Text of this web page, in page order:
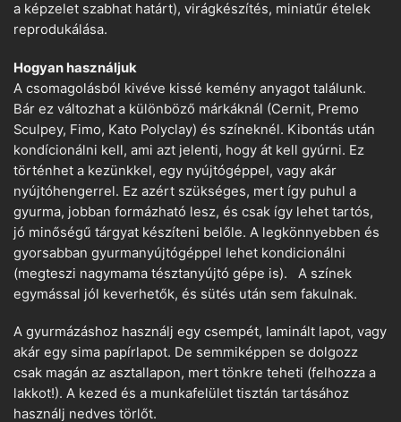
a képzelet szabhat határt), virágkészítés, miniatűr ételek
reprodukálása.
Hogyan használjuk
A csomagolásból kivéve kissé kemény anyagot találunk.
Bár ez változhat a különböző márkáknál (Cernit, Premo
Sculpey, Fimo, Kato Polyclay) és színeknél. Kibontás után
kondícionálni kell, ami azt jelenti, hogy át kell gyúrni. Ez
történhet a kezünkkel, egy nyújtógéppel, vagy akár
nyújtóhengerrel. Ez azért szükséges, mert így puhul a
gyurma, jobban formázható lesz, és csak így lehet tartós,
jó minőségű tárgyat készíteni belőle. A legkönnyebben és
gyorsabban gyurmanyújtógéppel lehet kondicionálni
(megteszi nagymama tésztanyújtó gépe is). A színek
egymással jól keverhetők, és sütés után sem fakulnak.
A gyurmázáshoz használj egy csempét, laminált lapot, vagy
akár egy sima papírlapot. De semmiképpen se dolgozz
csak magán az asztallapon, mert tönkre teheti (felhozza a
lakkot!). A kezed és a munkafelület tisztán tartásához
használj nedves törlőt.